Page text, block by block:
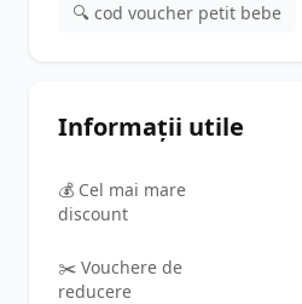
🔍 cod voucher petit bebe
Informații utile
💰 Cel mai mare
discount
✂️ Vouchere de
reducere